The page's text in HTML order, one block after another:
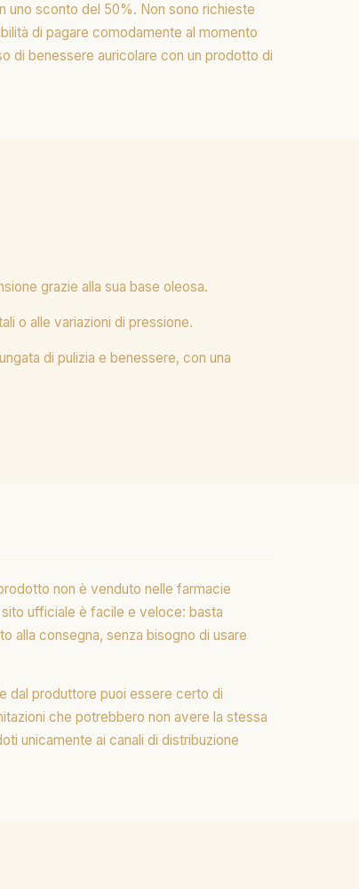
uno sconto del 50%. Non sono richieste
di pagare comodamente al momento
di benessere auricolare con un prodotto di
grazie alla sua base oleosa.
o alle variazioni di pressione.
di pulizia e benessere, con una
non è venduto nelle farmacie
ufficiale è facile e veloce: basta
alla consegna, senza bisogno di usare
dal produttore puoi essere certo di
che potrebbero non avere la stessa
unicamente ai canali di distribuzione